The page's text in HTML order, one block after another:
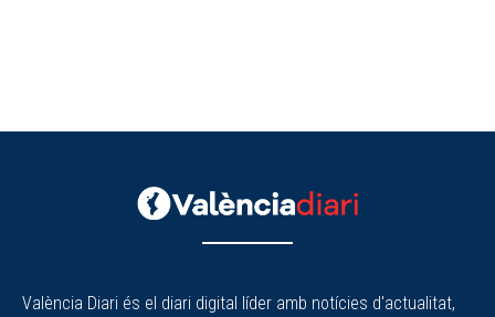
València Diari és el diari digital líder amb notícies d'actualitat,